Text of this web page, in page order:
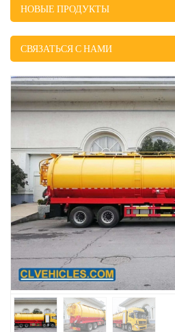
НОВЫЕ ПРОДУКТЫ
СВЯЗАТЬСЯ С НАМИ